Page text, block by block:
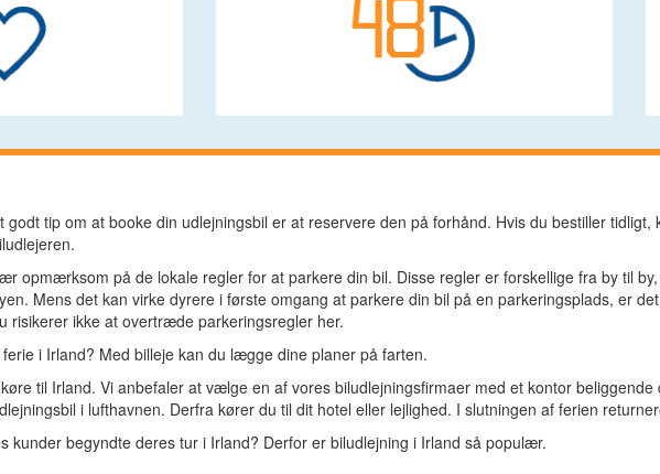
godt tip om at booke din udlejningsbil er at reservere den på forhånd. Hvis du bestiller
opmærksom på de lokale regler for at parkere din bil. Disse regler er forskellige fra by til
Mens det kan virke dyrere i første omgang at parkere din bil på en parkeringsplads, er
risikerer ikke at overtræde parkeringsregler her.
i Irland? Med billeje kan du lægge dine planer på farten.
til Irland. Vi anbefaler at vælge en af vores biludlejningsfirmaer med et kontor
i lufthavnen. Derfra kører du til dit hotel eller lejlighed. I slutningen af ferien
kunder begyndte deres tur i Irland? Derfor er biludlejning i Irland så populær.